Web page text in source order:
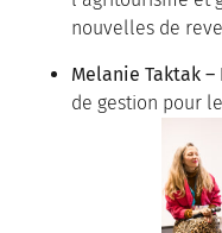
nouvelles de
Melanie Taktak
de gestion pour